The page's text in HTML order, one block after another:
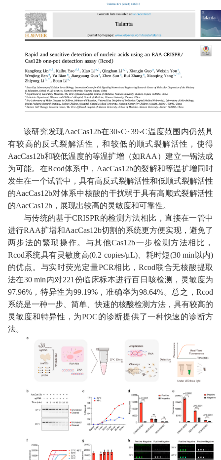
该研究发现AacCas12b在30◦C~39◦C温度范围内仍然具
有较高的反式裂解活性，和较低的顺式裂解活性， 使得
AacCas12b和较低温度的等温扩增（如RAA ）建立一锅法成
为可能。 在Rcod体系中， AacCas12b的裂解和等温扩增同时
发生在一个试管中，具有高反式裂解活性和低顺式裂解活性
的AacCas12b对体系中核酸的干扰弱于具有高顺式裂解活性
的AacCas12b， 展现出较高的灵敏度和可靠性。
与传统的基于CRISPR 的检测方法相比，直接在一管中
进行RAA扩增和AacCas12b切割的系统更方便实现，避免了
两步法的繁琐操作。与其他Cas12b一步检测方法相比，
Rcod系统具有灵敏度高(0.2 copies/μL)、耗时短(30 min 以内)
的优点。与实时荧光定量PCR相比，Rcod联合无核酸提取
法在30 min内对221 份临床标本进行百日咳检测，灵敏度为
97.96%，特异性为99.19%，准确率为98.64%。 总之，Rcod
系统是一种一步、简单、快速的核酸检测方法，具有较高的
灵敏度和特异性，为POC的诊断提供了一种快速的诊断方
法。